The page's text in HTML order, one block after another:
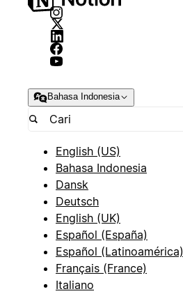
Bahasa Indonesia
English (US)
Bahasa Indonesia
Dansk
Deutsch
English (UK)
Español (España)
Español (Latinoamérica)
Français (France)
Italiano